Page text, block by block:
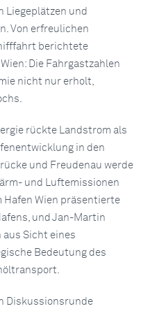
Liegeplätzen und
Von erfreulichen
berichtete
Die Fahrgastzahlen
nicht nur erholt,
rückte Landstrom als
in den
und Freudenau werde
und Luftemissionen
Hafen Wien präsentierte
und Jan-Martin
Sicht eines
Bedeutung des
Diskussionsrunde